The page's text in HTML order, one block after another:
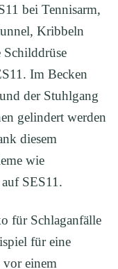
bei Tennisarm,
Kribbeln
Im Becken
der Stuhlgang
gelindert werden
diesem
wie
SES11.
für Schlaganfälle
für eine
einem